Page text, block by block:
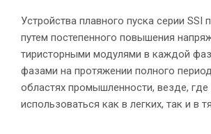
Устройства плавного пуска серии
путем постепенного повышения
тиристорными модулями в каждой
фазами на протяжении полного
областях промышленности, везде,
использоваться как в легких, так и в